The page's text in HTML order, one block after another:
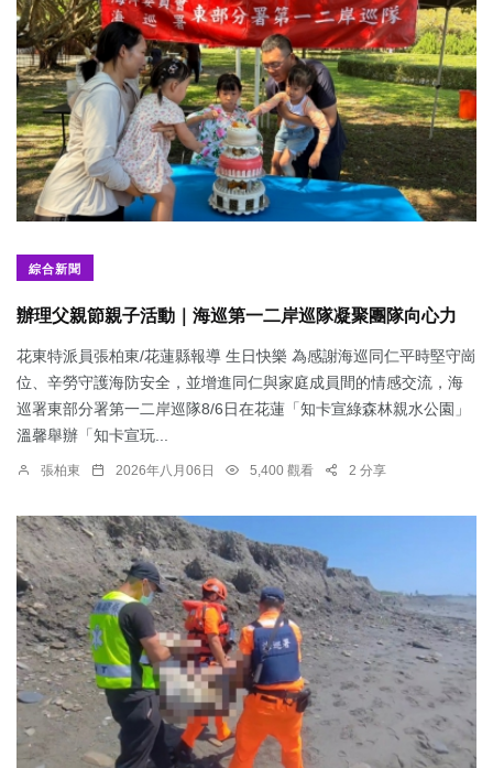
綜合新聞
辦理父親節親子活動｜海巡第一二岸巡隊凝聚團隊向心力
花東特派員張柏東/花蓮縣報導 生日快樂 為感謝海巡同仁平時堅守崗
位、辛勞守護海防安全，並增進同仁與家庭成員間的情感交流，海
巡署東部分署第一二岸巡隊8/6日在花蓮「知卡宣綠森林親水公園」
溫馨舉辦「知卡宣玩...
張柏東 2026年八月06日 5,400 觀看 2 分享